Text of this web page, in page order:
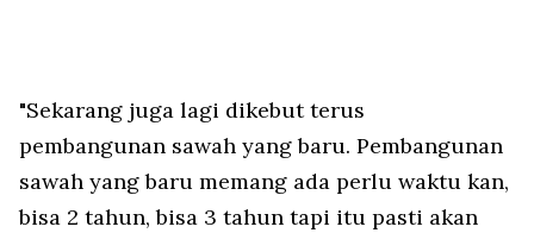
"Sekarang juga lagi dikebut terus
pembangunan sawah yang baru. Pembangunan
sawah yang baru memang ada perlu waktu kan,
bisa 2 tahun, bisa 3 tahun tapi itu pasti akan